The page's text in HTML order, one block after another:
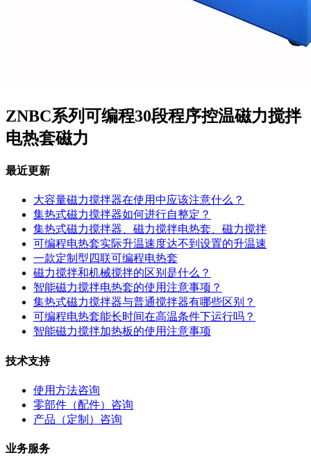
ZNBC系列可编程30段程序控温磁力搅拌
电热套磁力
最近更新
大容量磁力搅拌器在使用中应该注意什么？
集热式磁力搅拌器如何进行自整定？
集热式磁力搅拌器、磁力搅拌电热套、磁力搅拌
可编程电热套实际升温速度达不到设置的升温速
一款定制型四联可编程电热套
磁力搅拌和机械搅拌的区别是什么？
智能磁力搅拌电热套的使用注意事项？
集热式磁力搅拌器与普通搅拌器有哪些区别？
可编程电热套能长时间在高温条件下运行吗？
智能磁力搅拌加热板的使用注意事项
技术支持
使用方法咨询
零部件（配件）咨询
产品（定制）咨询
业务服务